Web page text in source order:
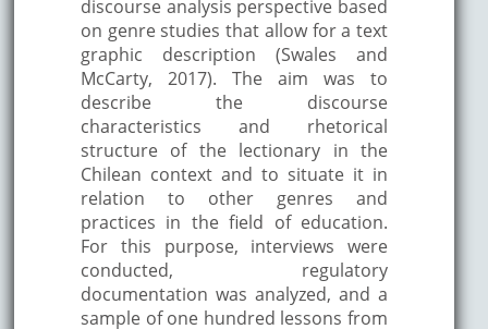
discourse analysis perspective based
on genre studies that allow for a text
graphic description (Swales and
McCarty, 2017). The aim was to
describe the discourse
characteristics and rhetorical
structure of the lectionary in the
Chilean context and to situate it in
relation to other genres and
practices in the field of education.
For this purpose, interviews were
conducted, regulatory
documentation was analyzed, and a
sample of one hundred lessons from